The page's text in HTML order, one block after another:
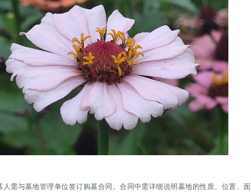
需与墓地管理单位签订购墓合同。合同中需详细说明墓地的性质、位置、面